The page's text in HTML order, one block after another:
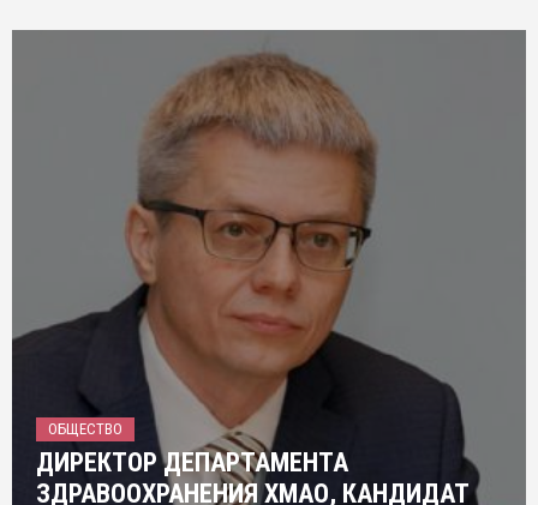
ОБЩЕСТВО
ДИРЕКТОР ДЕПАРТАМЕНТА
ЗДРАВООХРАНЕНИЯ ХМАО, КАНДИДАТ